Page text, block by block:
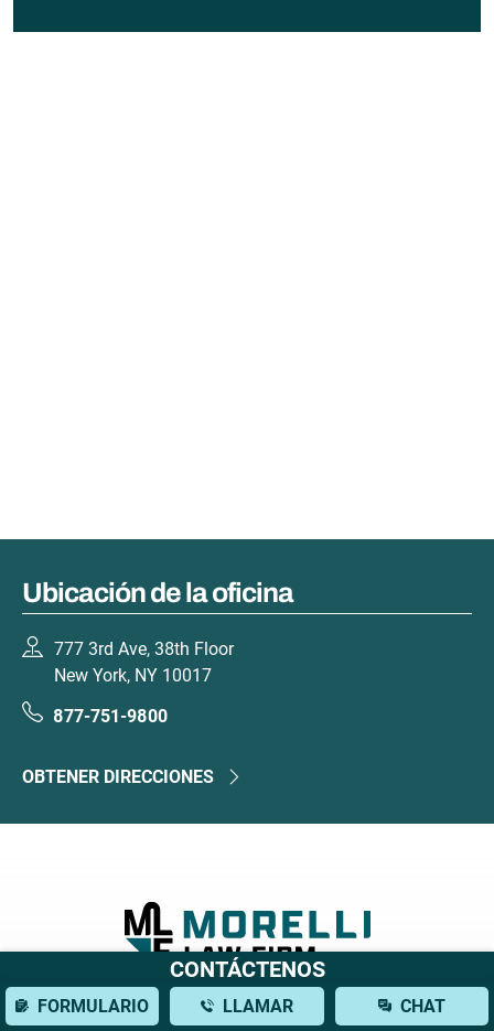
Ubicación de la oficina
777 3rd Ave, 38th Floor
New York, NY 10017
877-751-9800
OBTENER DIRECCIONES
777 3rd Ave, 38th Floor
CONTÁCTENOS
FORMULARIO LLAMAR CHAT